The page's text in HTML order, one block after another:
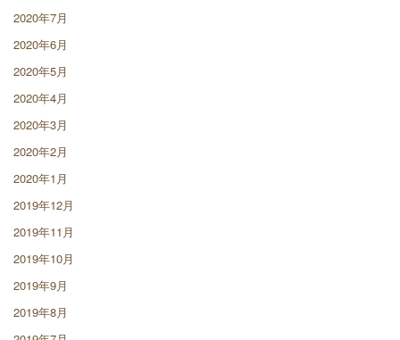
2020年7月
2020年6月
2020年5月
2020年4月
2020年3月
2020年2月
2020年1月
2019年12月
2019年11月
2019年10月
2019年9月
2019年8月